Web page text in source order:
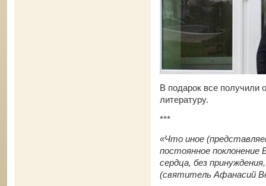
В подарок все
литературу.
***
«Что иное
постоянное поклонение
сердца, без
(святитель Афанасий